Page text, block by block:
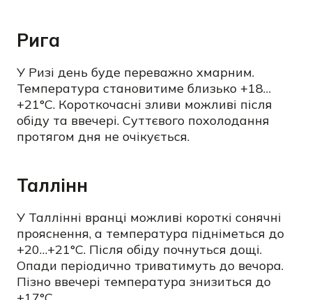
Рига
У Ризі день буде переважно хмарним.
Температура становитиме близько +18…
+21°C. Короткочасні зливи можливі після
обіду та ввечері. Суттєвого похолодання
протягом дня не очікується.
Таллінн
У Таллінні вранці можливі короткі сонячні
прояснення, а температура підніметься до
+20…+21°C. Після обіду почнуться дощі.
Опади періодично триватимуть до вечора.
Пізно ввечері температура знизиться до